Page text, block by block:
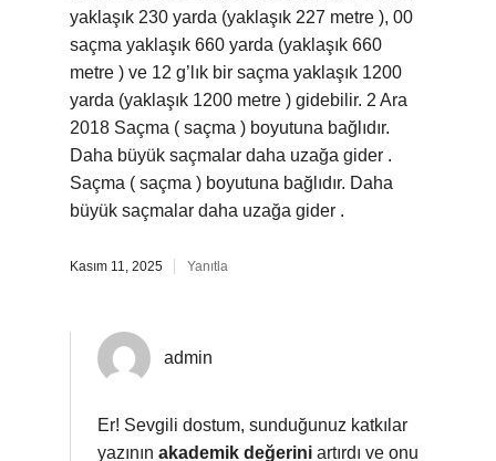
yaklaşık 230 yarda (yaklaşık 227 metre ), 00
saçma yaklaşık 660 yarda (yaklaşık 660
metre ) ve 12 g’lık bir saçma yaklaşık 1200
yarda (yaklaşık 1200 metre ) gidebilir. 2 Ara
2018 Saçma ( saçma ) boyutuna bağlıdır.
Daha büyük saçmalar daha uzağa gider .
Saçma ( saçma ) boyutuna bağlıdır. Daha
büyük saçmalar daha uzağa gider .
Kasım 11, 2025 Yanıtla
admin
Er! Sevgili dostum, sunduğunuz katkılar
yazının akademik değerini artırdı ve onu